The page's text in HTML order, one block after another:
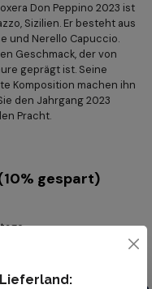
Don Peppino 2023 ist
Sizilien. Er besteht aus
und Nerello Capuccio.
Geschmack, der von
geprägt ist. Seine
Komposition machen ihn
den Jahrgang 2023
Pracht.
gespart)
die Schaltflächen um die Anzahl